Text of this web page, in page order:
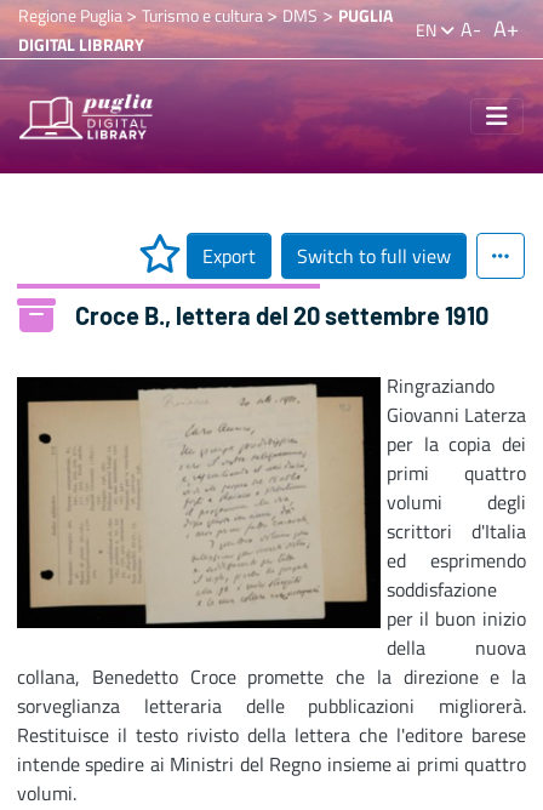
Regione Puglia> Turismo e cultura>DMS > PUGLIA
DIGITAL LIBRARY
EN A- A+
Export Switch to full view
Croce B., lettera del 20 settembre 1910
Ringraziando
Giovanni Laterza
per la copia dei
primi quattro
volumi degli
scrittori d'Italia
ed esprimendo
soddisfazione
per il buon inizio
della nuova
collana, Benedetto Croce promette che la direzione e la
sorveglianza letteraria delle pubblicazioni migliorerà.
Restituisce il testo rivisto della lettera che l'editore barese
intende spedire ai Ministri del Regno insieme ai primi quattro
volumi.